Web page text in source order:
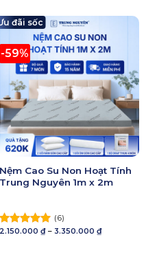
-59%
đãi sốc
Nệm Cao Su Non Hoạt Tính
Trung Nguyên 1m x 2m
Được xếp
(6)
2.150.000 ₫ – 3.350.000 ₫Khoảng
giá: